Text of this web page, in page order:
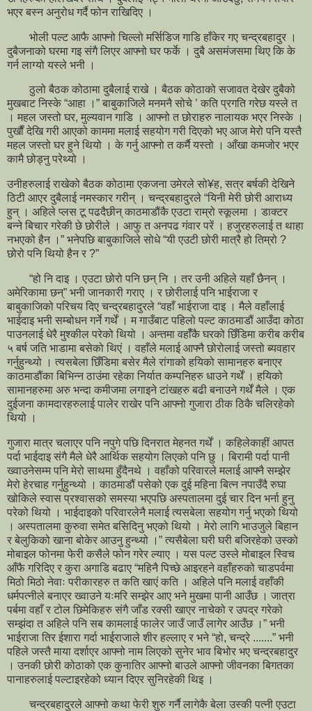
भएर बस्न अनुरोध गर्दै फोन राखिदिए ।
भोली पल्ट आफै आफ्नो चिल्लो मर्सिडिज गाडि हाँकेर गए चन्द्रबहादुर ।
दुबैजनाको घरमा गइ संगै लिएर आफ्नो घर फर्के । दुबै असमंजसमा थिए कि के
गर्न लाग्यो यस्ले भनी ।
ठुलो बैठक कोठामा दुबैलाई राखे । बैठक कोठाको सजावत देखेर दुबैको
मुखबाट निस्के “आहा ।” बाबुकाजिले मनमनै सोचे ’ कति प्रगति गरेछ यस्ले त
। महल जस्तो घर, मुल्यवान गाडि । आफ्नो त छोराहरु नालायक भएर निस्के ।
पुर्खौं देखि गरी आएको काममा मलाई सहयोग गरी दिएको भए आज मेरो पनि यस्तै
महल जस्तो घर हुने थियो । के गर्नु आफ्नो त कर्मै यस्तो । आँखा कमजोर भएर
कामै छोड्नु परेथ्यो ।
उनीहरुलाई राखेको बैठक कोठामा एकजना उमेरले सो¥ह, सत्र बर्षकी देखिने
ठिटी आएर दुबैलाई नमस्कार गरीन् । चन्द्रबहादुरले “यिनी मेरी छोरी आराध्य
हुन् । अहिले प्लस टू पढदैछीन् काठमाडौंकै एउटा राम्रो स्कूलमा । डाक्टर
बन्ने बिचार गरेकी छे छोरीले । आफु त अनपढ गंवार परें । हजुरहरुलाई त थाहा
नभएको हैन ।” भनेपछि बाबुकाजिले सोधे “यी एउटी छोरी मात्रै हो तिम्रो ?
छोरो पनि थियो हैन र ?”
“हो नि दाइ । एउटा छोरो पनि छन् नि । तर उनी अहिले यहाँ छैनन् ।
अमेरिकामा छन्” भनी जानकारी गराए । र छोरीलाई पनि भाईराजा र
बाबुकाजिको परिचय दिए चन्द्रबहादुरले “वहाँ भाईराजा दाइ । मैले वहाँलाई
भाईदाइ भनी सम्बोधन गर्ने गर्थें । म गाउँबाट पहिलो पल्ट काठमाडौं आउँदा कोठा
पाउनलाई धेरै मुश्कील परेको थियो । अन्तमा वहाँँकै घरको छिँडिमा करीब करीब
५ बर्ष जति भाडामा बसेको थिएं । वहाँले मलाई आफ्नै छोरोलाई जस्तो ब्यवहार
गर्नुहुन्थ्यो । त्यसबेला छिँडिमा बसेर मैले रांगाको हयिको सामानहरु बनाएर
काठमाडौंका बिभिन्न ठाउंमा रहेका निर्यात कम्पनिहरु धाउने गर्थें । हयिको
सामानहरुमा अरु भन्दा कमीजमा लगाइने टांखहरु बढी बनाउने गर्थें मैले । एक
दुईजना कामदारहरुलाई पालेर राखेर पनि आफ्नो गुजारा ठीक ठिकै चलिरहेको
थियो ।
गुजारा मात्र चलाएर पनि नपुगे पछि दिनरात मेहनत गर्थें । कहिलेकाहीं आपत
पर्दा भाईदाइ संगै मैले धेरै आर्थिक सहयोग लिएको पनि छु । बिरामी पर्दा पानी
ख्वाउनेसम्म पनि मेरो साथमा हुँदैनथे । वहाँको परिवारले मलाई आफ्नै सम्झेर
मेरो हेरचाह गर्नुहुन्थ्यो । काठमाडौं पसेको एक दुई महिना बित्न नपाउँदै रुघा
खोकिले स्वास प्रश्वासको समस्या भएपछि अस्पतालमा दुई चार दिन भर्ना हुनु
परेको थियो । भाईदाइको परिवारलेनै मलाई त्यसबेला सहयोग गर्नु भएको थियो
। अस्पतालमा कुरुवा समेत बसिदिनु भएको थियो । मेरो लागि भाउजुले बिहान
र बेलुकिको खाना बोकेर आउनु हुन्थ्यो ।” त्यसैबेला घरी घरी बजिरहेको उस्को
मोबाइल फोनमा फेरी कसैले फोन गरेर ल्याए । यस पल्ट उस्ले मोबाइल स्विच
आँफै गरिदिए र कुरा अगाडि बढाए “महिनै पिच्छे आइरहने वहाँहरुको चाडपर्वमा
मिठो मिठो नेवाः परीकारहरु त कति खाएं कति । अहिले पनि मलाई वहाँकी
धर्मपत्नीले बनाएर ख्वाउने यःमरि सम्झेर आए भने मुखमा पानी आउँछ । जात्रा
पर्बमा वहाँ र टोल छिमेकिहरु संगै जाँड रक्सी खाएर नाचेको र उपद्र गरेको
सम्झंदा त अहिले पनि सब कामलाई फालेर जाउँ जाउँ लागेर आउँछ ।” भनी
भाईराजा तिर ईशारा गर्दा भाईराजाले शीर हल्लाए र भने “हो, चन्द्रे .......” भनी
पहिले जस्तै माया दर्शाएर आफ्नो नाम लिएको सुनेर भाव बिभोर भए चन्द्रबहादुर
। उनकी छोरी कोठाको एक कुनातिर आफ्नो बाउले आफ्नो जीवनका बिगतका
पानाहरुलाई पल्टाइरहेको ध्यान दिएर सुनिरहेकी थिइ ।
चन्द्रबहादुरले आफ्नो कथा फेरी शुरु गर्नै लागेकै बेला उस्की पत्नी एउटा